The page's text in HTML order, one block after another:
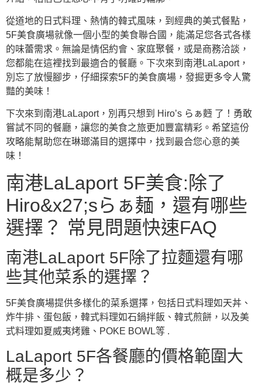
從道地的日式料理、熱情的韓式風味，到經典的美式餐點，
5F美食廣場就像一個小型的美食聯合國，能滿足您各式各樣
的味蕾需求。無論是情侶約會、家庭聚餐，或是商務洽談，
您都能在這裡找到最適合的餐廳。下次來到南港LaLaport，
別忘了放慢腳步，仔細探索5F的美食廣場，發掘更多令人驚
豔的美味！
下次來到南港LaLaport，別再只想到 Hiro’s らぁ麪 了！勇敢
嘗試不同的餐廳，讓您的美食之旅更加豐富精彩。希望這份
攻略能幫助您在琳瑯滿目的選擇中，找到最合您心意的美
味！
南港LaLaport 5F美食:除了
Hiro&x27;sらぁ麺，還有哪些
選擇？ 常見問題快速FAQ
南港LaLaport 5F除了拉麵還有哪
些其他菜系的選擇？
5F美食廣場提供多樣化的菜系選擇，包括日式料理如天丼、
炸牛排、蛋包飯，韓式料理如石鍋拌飯、韓式煎餅，以及美
式料理如夏威夷烤雞、POKE BOWL等 .
LaLaport 5F各餐廳的價格範圍大
概是多少？